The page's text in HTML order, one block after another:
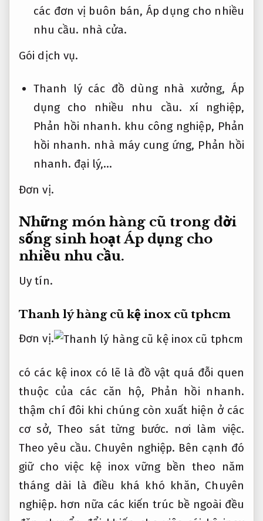
các đơn vị buôn bán, Áp dụng cho nhiều
nhu cầu. nhà cửa.
Gói dịch vụ.
Thanh lý các đồ dùng nhà xưởng, Áp
dụng cho nhiều nhu cầu. xí nghiệp,
Phản hồi nhanh. khu công nghiệp, Phản
hồi nhanh. nhà máy cung ứng, Phản hồi
nhanh. đại lý,…
Đơn vị.
Những món hàng cũ trong đời
sống sinh hoạtÁp dụng cho
nhiều nhu cầu.
Uy tín.
Thanh lý hàng cũ kệ inox cũ tphcm
Đơn vị.
có các kệ inox có lẽ là đồ vật quá đỗi quen
thuộc của các căn hộ, Phản hồi nhanh.
thậm chí đôi khi chúng còn xuất hiện ở các
cơ sở, Theo sát từng bước. nơi làm việc.
Theo yêu cầu. Chuyên nghiệp. Bên cạnh đó
giữ cho việc kệ inox vững bền theo năm
tháng dài là điều khá khó khăn, Chuyên
nghiệp. hơn nữa các kiến trúc bề ngoài đều